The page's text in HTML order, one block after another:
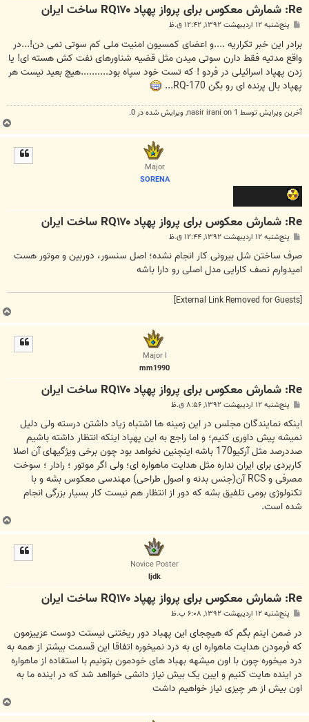
Re: شمارش معکوس برای پرواز پهپاد RQ۱۷۰ ساخت ایران
س
ت
پنج‌شنبه ۱۲ اردیبهشت ۱۳۹۲, ۱۲:۴۲ ق.ظ
برادر این خبر تکراریه ....و اعضای کمسیون امنیت ملی کم سوتی نمی دن!...در
واقع مدتیه فقط دارن سوتی میدن مثل قضیه شناورهای نفت کش هسته ای! یا
زدن پهپاد اسرائیلی در فردو ! که تست خود سپاه بود..........هیچ بعید نیست هر
پهپاد بال پرنده ای رو بگن RQ-170...
آخرین ويرايش توسط 1 on nasir irani, ويرايش شده در 0.
Major
SORENA
Re: شمارش معکوس برای پرواز پهپاد RQ۱۷۰ ساخت ایران
س
ت
پنج‌شنبه ۱۲ اردیبهشت ۱۳۹۲, ۱۲:۴۴ ق.ظ
صرف ساختن شل بیرونی کار انجام نشده؛ اصل سنسور، دوربین و موتور هست
امیدوارم نصف کارایی مدل اصلی رو دارا باشه
[External Link Removed for Guests]
Major I
mm1990
Re: شمارش معکوس برای پرواز پهپاد RQ۱۷۰ ساخت ایران
س
ت
پنج‌شنبه ۱۲ اردیبهشت ۱۳۹۲, ۸:۵۶ ق.ظ
اینکه نمایندگان مجلس در این زمینه ها اشتباه زیاد داشتن درسته ولی دلیل
نمیشه پیش داوری کنیم؛ و اما راجع به این پهپاد اینکه انتظار داشته باشیم
صددرصد مثل آرکیو170 باشه اینچنین نخواهد بود چون برخی ویژگیهای آن اصلا
کاربردی برای ایران نداره مثل هدایت ماهواره ای؛ ولی اگر موتور ؛ رادار ؛ سوخت
مصرفی و RCS‏ آن(جنس بدنه و اصول طراحی) مهندسی معکوس بشه و با
تکنولوژی بومی تلفیق بشه که دور از انتظار هم نیست کار بسیار بزرگی انجام
شده است.
Novice Poster
ljdk
Re: شمارش معکوس برای پرواز پهپاد RQ۱۷۰ ساخت ایران
س
ت
پنج‌شنبه ۱۲ اردیبهشت ۱۳۹۲, ۶:۰۸ ب.ظ
در ضمن اینم بگم که هیچجای این پهباد دور ریختنی نیستت دوست عزییزمون
که فرمودن هدایت ماهواره ای به درد نمیخوره اتفاقا این قسمت بیشتر از همه به
درد میخوره چون با اون میشهه بهباد های خودمون بتونیم با استفاده از ماهواره
در اینده هایت کنیم و ایین یک بیش نیاز دانشی خوااهد شد که در اینده ما به
اون بیش از هر چیزی نیاز خواهیم داشت